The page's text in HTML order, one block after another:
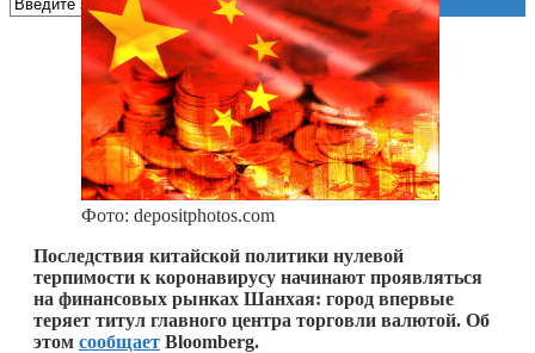
Фото: depositphotos.com
Последствия китайской политики нулевой
терпимости к коронавирусу начинают проявляться
на финансовых рынках Шанхая: город впервые
теряет титул главного центра торговли валютой. Об
этом сообщает Bloomberg.